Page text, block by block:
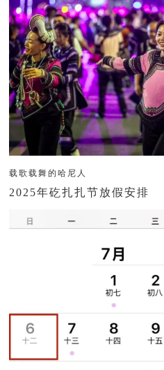
载歌载舞的哈尼人
2025年矻扎扎节放假安排